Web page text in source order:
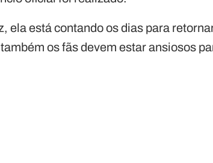
ela está contando os dias para
os fãs devem estar ansiosos